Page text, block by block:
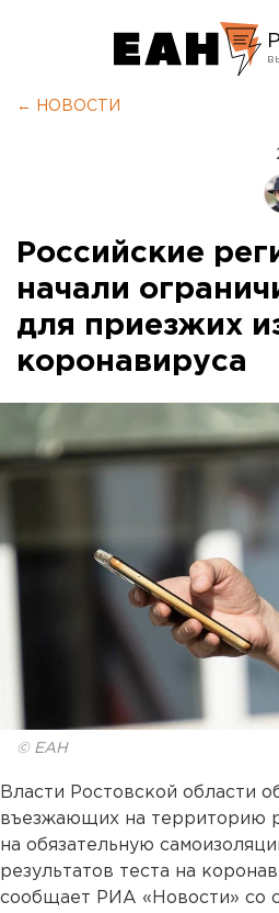
← НОВОСТИ
Российские
начали
для приезжих
коронавируса
© ЕАН
Власти Ростовской области
въезжающих на территорию
на обязательную
результатов теста на
сообщает РИА «Новости» со